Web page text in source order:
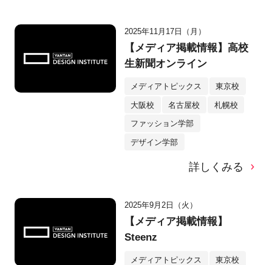
2025年11月17日（月）
【メディア掲載情報】高校
生新聞オンライン
メディアトピックス 東京校
大阪校 名古屋校 札幌校
ファッション学部
デザイン学部
詳しくみる
2025年9月2日（火）
【メディア掲載情報】
Steenz
メディアトピックス 東京校